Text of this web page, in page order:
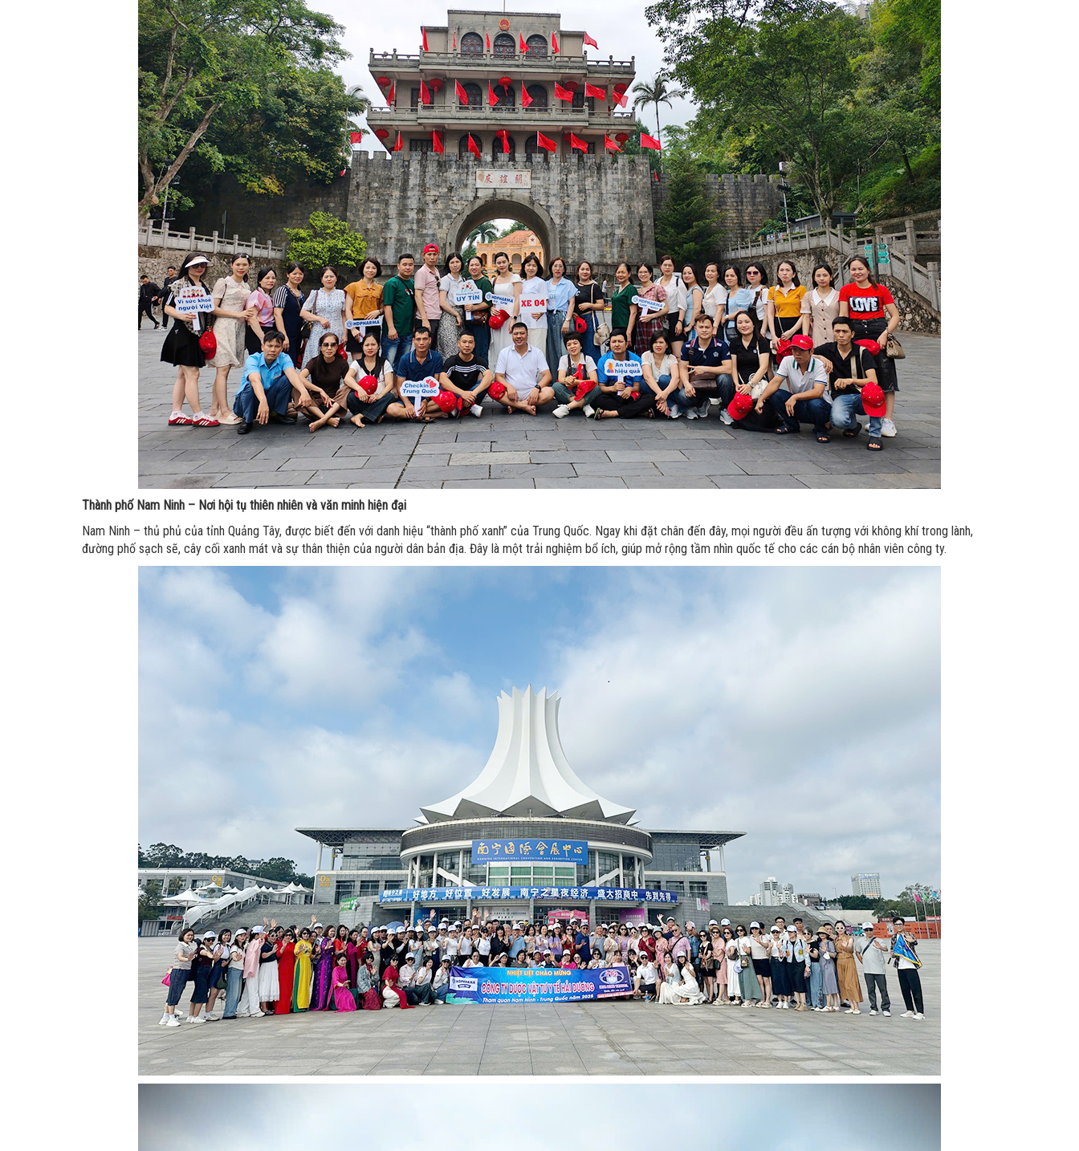
Thành phố Nam Ninh – Nơi hội tụ thiên nhiên và văn minh hiện đại
Nam Ninh – thủ phủ của tỉnh Quảng Tây, được biết đến với danh hiệu “thành phố xanh” của Trung Quốc. Ngay khi đặt chân đến đây, mọi người đều ấn tượng với không khí trong lành,
đường phố sạch sẽ, cây cối xanh mát và sự thân thiện của người dân bản địa. Đây là một trải nghiệm bổ ích, giúp mở rộng tầm nhìn quốc tế cho các cán bộ nhân viên công ty.